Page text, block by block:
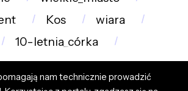
Kos
wiara
10-letnia_córka
nam technicznie prowadzić